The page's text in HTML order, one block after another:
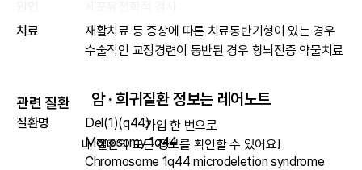
치료
재활치료 등 증상에 따른 치료동반기형이 있는 경우
수술적인 교정경련이 동반된 경우 항뇌전증 약물치료
관련 질환
질환명
Del(1)(q44)
Monosomy 1q44
Chromosome 1q44 microdeletion syndrome
암 · 희귀질환 정보는 레어노트
가입 한 번으로
내 질환의 모든 정보를 확인할 수 있어요!